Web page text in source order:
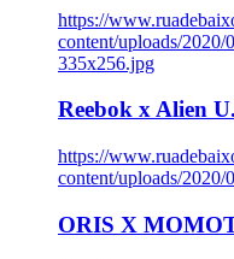
https://
content/uploads/2020/
335x256.jpg
Reebok x Alien
https://
content/uploads/
ORIS X